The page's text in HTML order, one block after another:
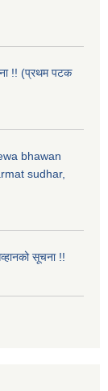
!! (प्रथम पटक
bhawan
sudhar,
सूचना !!